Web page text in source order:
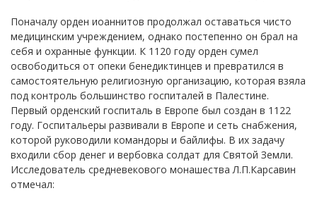
Поначалу орден иоаннитов продолжал оставаться чисто
медицинским учреждением, однако постепенно он брал на
себя и охранные функции. К 1120 году орден сумел
освободиться от опеки бенедиктинцев и превратился в
самостоятельную религиозную организацию, которая взяла
под контроль большинство госпиталей в Палестине.
Первый орденский госпиталь в Европе был создан в 1122
году. Госпитальеры развивали в Европе и сеть снабжения,
которой руководили командоры и байлифы. В их задачу
входили сбор денег и вербовка солдат для Святой Земли.
Исследователь средневекового монашества Л.П.Карсавин
отмечал: